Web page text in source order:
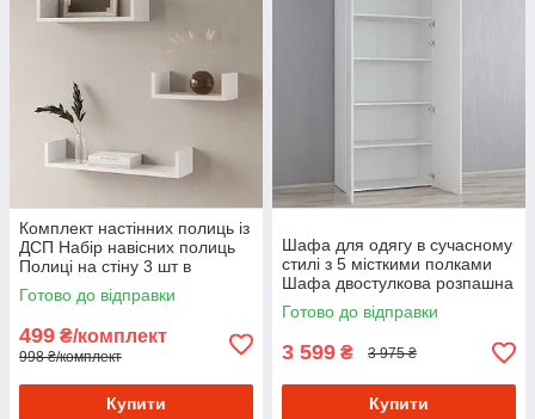
Комплект настінних полиць із
ДСП Набір навісних полиць
Полиці на стіну 3 шт в
комплекті оригінальні
Готово до відправки
499 ₴/комплект
998 ₴/комплект
Купити
Шафа для одягу в сучасному
стилі з 5 місткими полками
Шафа двостулкова розпашна
80 см в дім або офіс Білий
Готово до відправки
3 599 ₴ 3 975 ₴
Купити